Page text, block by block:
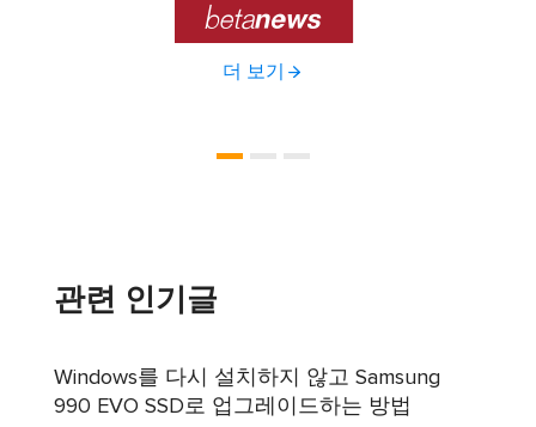

더 보기
관련 인기글
Windows를 다시 설치하지 않고 Samsung
990 EVO SSD로 업그레이드하는 방법